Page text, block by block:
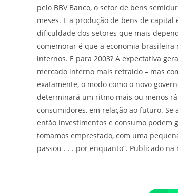
pelo BBV Banco, o setor de bens
meses. E a produção de bens de
dificuldade dos setores que mais
comemorar é que a economia brasileira
internos. E para 2003? A expectativa
mercado interno mais retraído – mas
exatamente, o modo como o novo
determinará um ritmo mais ou menos
consumidores, em relação ao futuro.
então investimentos e consumo podem
tomamos emprestado, com uma
passou . . . por enquanto”. Publicado